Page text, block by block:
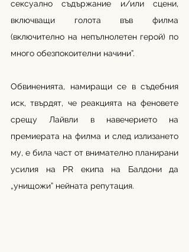
сексуално съдържание и/или сцени,
включващи голота във филма
(включително на непълнолетен герой) по
много обезпокоителни начини”.
Обвиненията, намиращи се в съдебния
иск, твърдят, че реакцията на феновете
срещу Лайвли в навечерието на
премиерата на филма и след излизането
му, е била част от внимателно планирани
усилия на PR екипа на Балдони да
„унищожи” нейната репутация.